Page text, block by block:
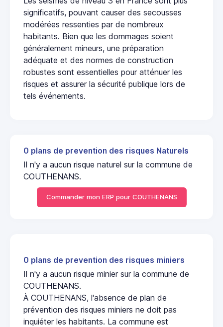
significatifs, pouvant causer des secousses
modérées ressenties par de nombreux
habitants. Bien que les dommages soient
généralement mineurs, une préparation
adéquate et des normes de construction
robustes sont essentielles pour atténuer les
risques et assurer la sécurité publique lors de
tels événements.
0 plans de prevention des risques Naturels
Il n'y a aucun risque naturel sur la commune de
COUTHENANS.
Commander mon ERP pour COUTHENANS
0 plans de prevention des risques miniers
Il n'y a aucun risque minier sur la commune de
COUTHENANS.
À COUTHENANS, l'absence de plan de
prévention des risques miniers ne doit pas
inquiéter les habitants. La commune est